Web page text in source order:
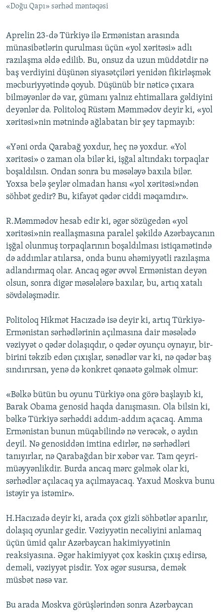
AZADLIQRADIOSU MOBIL TELEFONUNUZDA
XƏBƏR BÜLLETENLƏRIMIZ
RFE/RL-in bütün saytları
«Doğu Qapı» sərhəd məntəqəsi
Aprelin 23-də Türkiyə ilə Ermənistan arasında
münasibətlərin qurulması üçün «yol xəritəsi» adlı
razılaşma əldə edilib. Bu, onsuz da uzun müddətdir nə
baş verdiyini düşünən siyasətçiləri yenidən fikirləşmək
məcburiyyətində qoyub. Düşünüb bir nəticə çıxara
bilməyənlər də var, gümanı yalnız ehtimallara gəldiyini
deyənlər də. Politoloq Rüstəm Məmmədov deyir ki, «yol
xəritəsi»nin mətnində ağlabatan bir şey tapmayıb:
«Yəni orda Qarabağ yoxdur, heç nə yoxdur. «Yol
xəritəsi» o zaman ola bilər ki, işğal altındakı torpaqlar
boşaldılsın. Ondan sonra bu məsələyə baxıla bilər.
Yoxsa belə şeylər olmadan hansı «yol xəritəsi»ndən
söhbət gedir? Bu, kifayət qədər ciddi məqamdır».
R.Məmmədov hesab edir ki, əgər sözügedən «yol
xəritəsi»nin reallaşmasına paralel şəkildə Azərbaycanın
işğal olunmuş torpaqlarının boşaldılması istiqamətində
də addımlar atılarsa, onda bunu əhəmiyyətli razılaşma
adlandırmaq olar. Ancaq əgər əvvəl Ermənistan deyən
olsun, sonra digər məsələlərə baxılar, bu, artıq xatalı
sövdələşmədir.
Politoloq Hikmət Hacızadə isə deyir ki, artıq Türkiyə-
Ermənistan sərhədlərinin açılmasına dair məsələdə
vəziyyət o qədər dolaşıqdır, o qədər oyunçu oynayır, bir-
birini təkzib edən çıxışlar, sənədlər var ki, nə qədər baş
sındırırsan, yenə də konkret qənaətə gəlmək olmur:
«Bəlkə bütün bu oyunu Türkiyə ona görə başlayıb ki,
Barak Obama genosid haqda danışmasın. Ola bilsin ki,
bəlkə Türkiyə sərhəddi addım-addım açacaq. Amma
Ermənistan bunun müqabilində nə verəcək, o aydın
deyil. Nə genosiddən imtina edirlər, nə sərhədləri
tanıyırlar, nə Qarabağdan bir xəbər var. Tam qeyri-
müəyyənlikdir. Burda ancaq mərc gəlmək olar ki,
sərhədlər açılacaq ya açılmayacaq. Yaxud Moskva bunu
istəyir ya istəmir».
H.Hacızadə deyir ki, arada çox gizli söhbətlər aparılır,
dolaşıq oyunlar gedir. Vəziyyətin necəliyini anlamaq
üçün ümid qalır Azərbaycan hakimiyyətinin
reaksiyasına. Əgər hakimiyyət çox kəskin çıxış edirsə,
deməli, vəziyyət pisdir. Yox əgər susursa, demək
müsbət nəsə var.
Bu arada Moskva görüşlərindən sonra Azərbaycan